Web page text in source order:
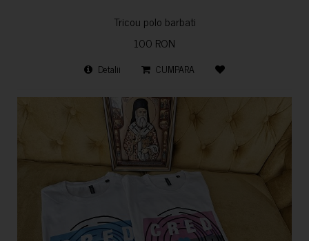
Tricou polo barbati
100 RON
Detalii CUMPARA